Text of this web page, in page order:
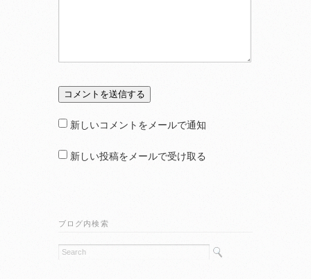
新しいコメントをメールで通知
新しい投稿をメールで受け取る
ブログ内検索